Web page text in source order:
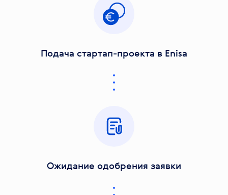
Подача стартап-проекта в Enisa
Ожидание одобрения заявки